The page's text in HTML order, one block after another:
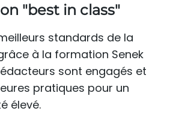
"best in class"
standards de la
à la formation Senek
sont engagés et
pratiques pour un
élevé.